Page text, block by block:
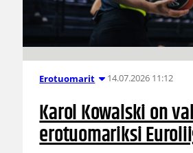
Erotuomarit 14.07.2026 11:12
Karol Kowalski on
erotuomariksi